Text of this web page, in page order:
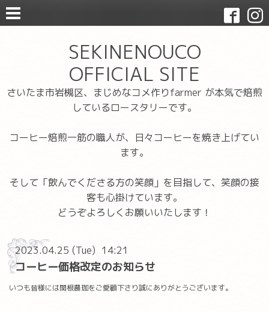
SEKINENOUCO
OFFICIAL SITE
さいたま市岩槻区、まじめなコメ作りfarmer が本気で焙煎
しているロースタリーです。
コーヒー焙煎一筋の職人が、日々コーヒーを焼き上げてい
ます。
そして「飲んでくださる方の笑顔」を目指して、笑顔の接
客も心掛けています。
どうぞよろしくお願いいたします！
2023.04.25 (Tue) 14:21
コーヒー価格改定のお知らせ
いつも皆様には関根農珈をご愛顧下さり誠にありがとうございます。